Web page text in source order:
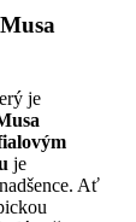
je
je
Ať